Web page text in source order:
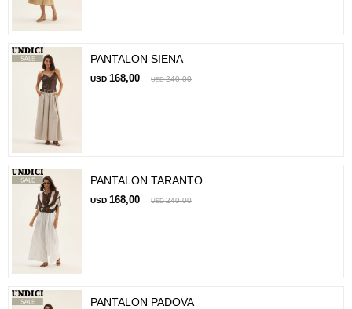
PANTALON SIENA
USD 168,00 USD 240,00
PANTALON TARANTO
USD 168,00 USD 240,00
PANTALON PADOVA